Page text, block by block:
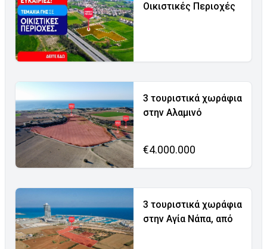
Οικιστικές Περιοχές
3 τουριστικά χωράφια
στην Αλαμινό
€4.000.000
3 τουριστικά χωράφια
στην Αγία Νάπα, από